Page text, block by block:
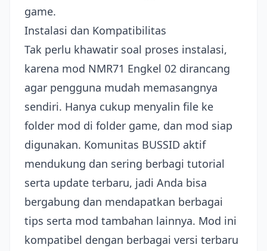
game.
Instalasi dan Kompatibilitas
Tak perlu khawatir soal proses instalasi,
karena mod NMR71 Engkel 02 dirancang
agar pengguna mudah memasangnya
sendiri. Hanya cukup menyalin file ke
folder mod di folder game, dan mod siap
digunakan. Komunitas BUSSID aktif
mendukung dan sering berbagi tutorial
serta update terbaru, jadi Anda bisa
bergabung dan mendapatkan berbagai
tips serta mod tambahan lainnya. Mod ini
kompatibel dengan berbagai versi terbaru